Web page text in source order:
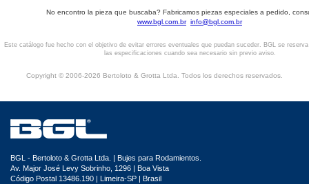
No encontro la pieza que buscaba? Fabricamos piezas especiales a pedido,
www.bgl.com.br info@bgl.com.br
Este catálogo fue hecho con el objetivo de evitar errores eventuales que puedan suceder. BGL se
las especificaciones cuando sea necesario sin previo aviso.
Copyright © 2006-2026 Bertoloto & Grotta Ltda. Todos los derechos reservados.
BGL - Bertoloto & Grotta Ltda. | Bujes para Rodamientos.
Av. Major José Levy Sobrinho, 1296 | Boa Vista
Código Postal 13486.190 | Limeira-SP | Brasil